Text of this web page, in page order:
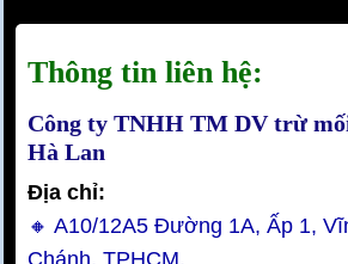
Thông tin liên hệ:
Công ty TNHH TM DV trừ
Hà Lan
Địa chỉ:
🔸 A10/12A5 Đường 1A, Ấp 1,